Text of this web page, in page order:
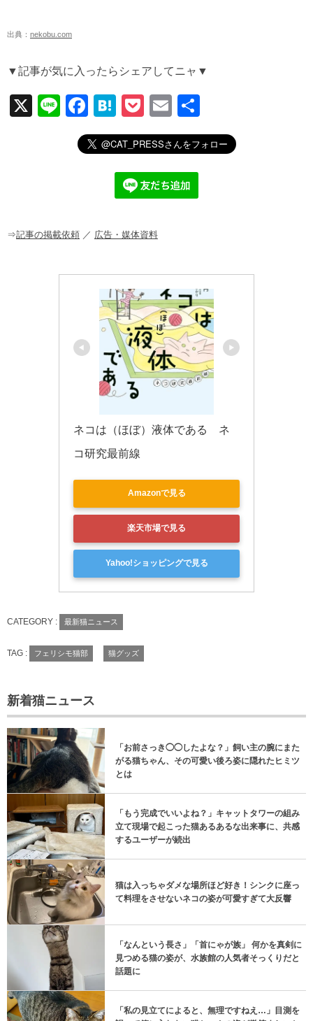
出典： nekobu.com
▼記事が気に入ったらシェアしてニャ▼
X
Li
F
a
c
o
H
at
e
n
a
P
o
ck
et
E
m
ail
有
⇒記事の掲載依頼 ／ 広告・媒体資料
ネコは（ほぼ）液体である　ネ
コ研究最前線
Amazonで見る
楽天市場で見る
Yahoo!ショッピングで見る
CATEGORY : 最新猫ニュース
TAG : フェリシモ猫部 猫グッズ
新着猫ニュース
「お前さっき◯◯したよな？」飼い主の腕にまた
がる猫ちゃん、その可愛い後ろ姿に隠れたヒミツ
とは
「もう完成でいいよね？」キャットタワーの組み
立て現場で起こった猫あるあるな出来事に、共感
するユーザーが続出
猫は入っちゃダメな場所ほど好き！シンクに座っ
て料理をさせないネコの姿が可愛すぎて大反響
「なんという長さ」「首にゃが族」 何かを真剣に
見つめる猫の姿が、水族館の人気者そっくりだと
話題に
「私の見立てによると、無理ですねえ…」目測を